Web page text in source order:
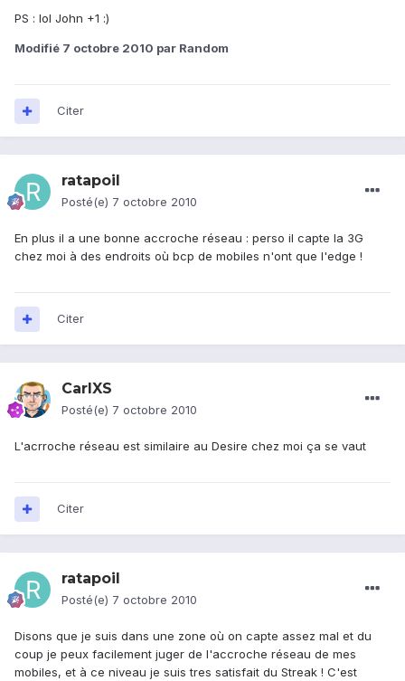
PS : lol John +1 :)
Modifié 7 octobre 2010 par Random
Citer
ratapoil
Posté(e) 7 octobre 2010
En plus il a une bonne accroche réseau : perso il capte la 3G
chez moi à des endroits où bcp de mobiles n'ont que l'edge !
Citer
CarlXS
Posté(e) 7 octobre 2010
L'acrroche réseau est similaire au Desire chez moi ça se vaut
Citer
ratapoil
Posté(e) 7 octobre 2010
Disons que je suis dans une zone où on capte assez mal et du
coup je peux facilement juger de l'accroche réseau de mes
mobiles, et à ce niveau je suis tres satisfait du Streak ! C'est